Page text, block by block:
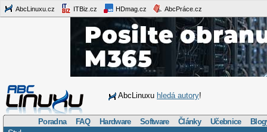
AbcLinuxu.cz ITBiz.cz HDmag.cz AbcPráce.cz
AbcLinuxu hledá autory!
Poradna FAQ Hardware Software Články Učebnice